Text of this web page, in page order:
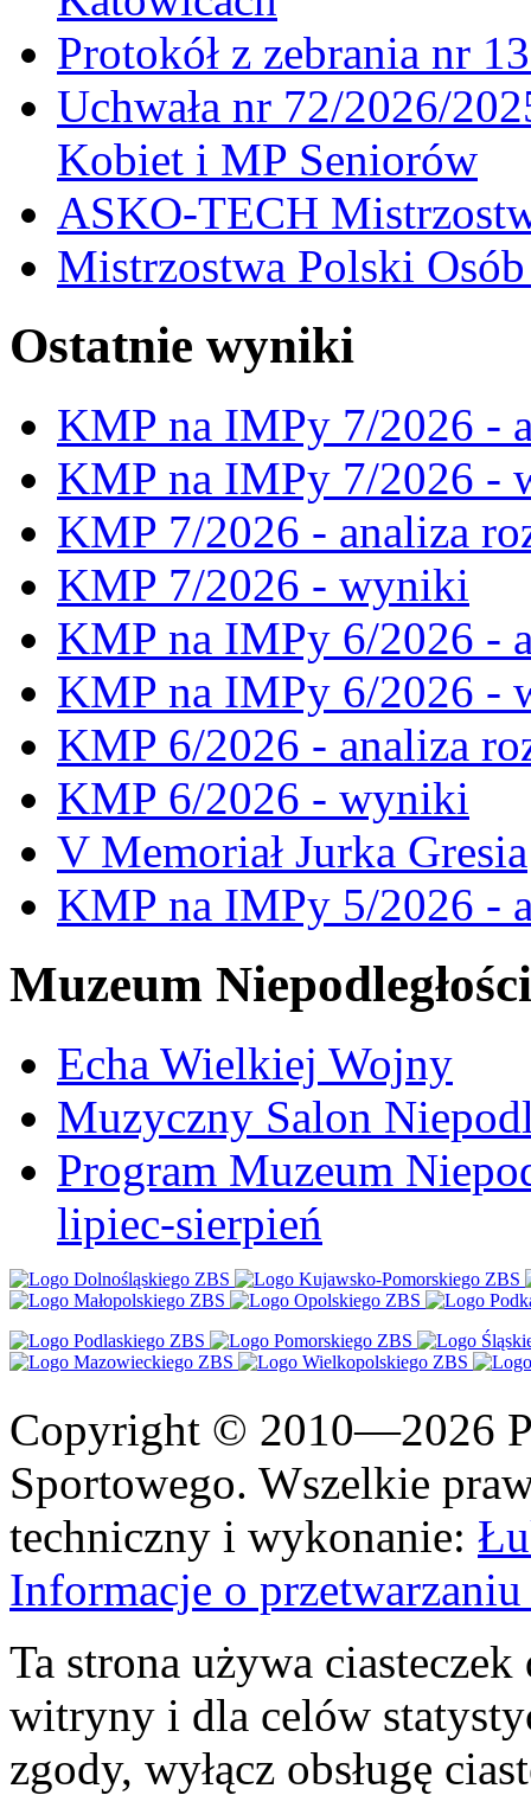
Protokół z zebrania nr
Uchwała nr 72/2026/
Kobiet i MP Seniorów
ASKO-TECH
Mistrzostwa Polski
Ostatnie wyniki
KMP na IMPy 7/2026 -
KMP na IMPy 7/2026 -
KMP 7/2026 - analiza
KMP 7/2026 - wyniki
KMP na IMPy 6/2026 -
KMP na IMPy 6/2026 -
KMP 6/2026 - analiza
KMP 6/2026 - wyniki
V Memoriał Jurka Gresia
KMP na IMPy 5/2026 -
Muzeum Niepodległości
Echa Wielkiej Wojny
Muzyczny Salon
Program Muzeum
lipiec-sierpień
Copyright © 2010—2026
Sportowego. Wszelkie
techniczny i wykonanie:
Informacje o
Ta strona używa
witryny i dla celów
zgody, wyłącz obsługę